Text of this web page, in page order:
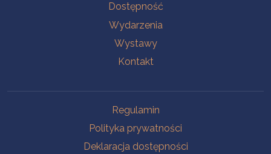
Dostępność
Wydarzenia
Wystawy
Kontakt
Regulamin
Polityka prywatności
Deklaracja dostępności